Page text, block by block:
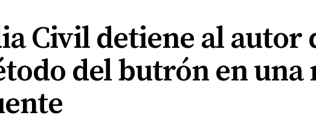
Civil detiene al autor
del butrón en una